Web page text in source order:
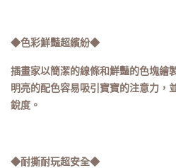
◆色彩鮮豔超繽紛◆
插畫家以簡潔的線條和鮮豔的色塊繪
明亮的配色容易吸引寶寶的注意力，
銳度。
◆耐撕耐玩超安全◆